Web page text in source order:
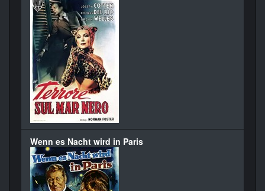
Wenn es Nacht wird in Paris